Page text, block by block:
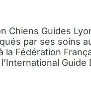
Chiens Guides
par ses soins
la Fédération
l’International